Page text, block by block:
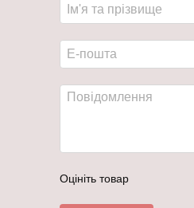
Оцініть товар